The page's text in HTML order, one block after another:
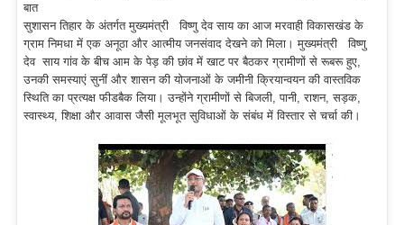
बात
सुशासन तिहार के अंतर्गत मुख्यमंत्री विष्णु देव साय का आज मरवाही विकासखंड के
ग्राम निमधा में एक अनूठा और आत्मीय जनसंवाद देखने को मिला। मुख्यमंत्री विष्णु
देव साय गांव के बीच आम के पेड़ की छांव में खाट पर बैठकर ग्रामीणों से रूबरू हुए,
उनकी समस्याएं सुनीं और शासन की योजनाओं के जमीनी क्रियान्वयन की वास्तविक
स्थिति का प्रत्यक्ष फीडबैक लिया। उन्होंने ग्रामीणों से बिजली, पानी, राशन, सड़क,
स्वास्थ्य, शिक्षा और आवास जैसी मूलभूत सुविधाओं के संबंध में विस्तार से चर्चा की।